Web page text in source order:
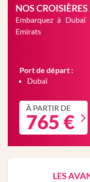
NOS
Embarquez à
Emirats
Port de départ :
Dubaï
À PARTIR DE
765 €
LES